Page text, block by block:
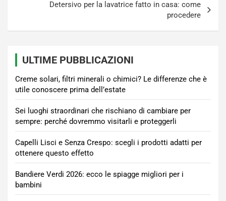
Detersivo per la lavatrice fatto in casa: come
procedere
ULTIME PUBBLICAZIONI
Creme solari, filtri minerali o chimici? Le differenze che è
utile conoscere prima dell’estate
Sei luoghi straordinari che rischiano di cambiare per
sempre: perché dovremmo visitarli e proteggerli
Capelli Lisci e Senza Crespo: scegli i prodotti adatti per
ottenere questo effetto
Bandiere Verdi 2026: ecco le spiagge migliori per i
bambini